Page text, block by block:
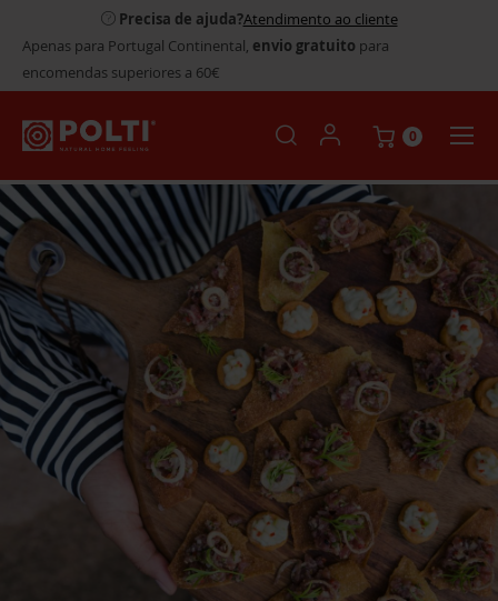
Precisa de ajuda?Atendimento ao cliente
Apenas para Portugal Continental, envio gratuito para
encomendas superiores a 60€
0